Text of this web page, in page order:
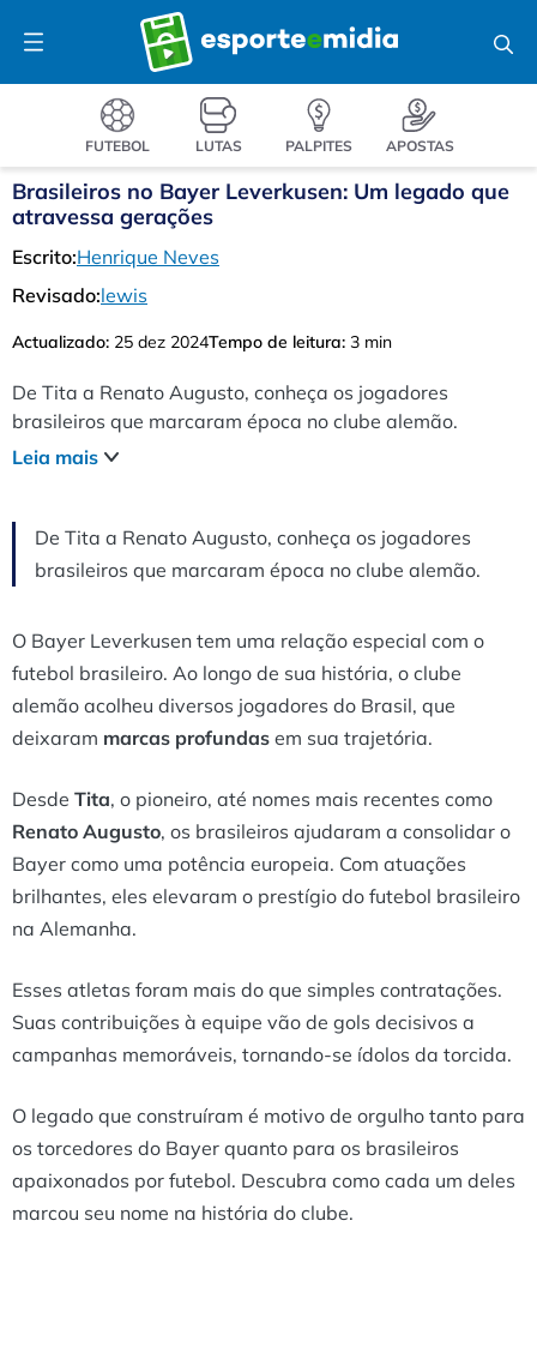
para
o
Menu
FUTEBOL LUTAS PALPITES APOSTAS
Brasileiros no Bayer Leverkusen: Um legado que
atravessa gerações
Escrito:Henrique Neves
Revisado:lewis
Actualizado: 25 dez 2024Tempo de leitura: 3 min
De Tita a Renato Augusto, conheça os jogadores
brasileiros que marcaram época no clube alemão.
Leia mais
De Tita a Renato Augusto, conheça os jogadores
brasileiros que marcaram época no clube alemão.
O Bayer Leverkusen tem uma relação especial com o
futebol brasileiro. Ao longo de sua história, o clube
alemão acolheu diversos jogadores do Brasil, que
deixaram marcas profundas em sua trajetória.
Desde Tita, o pioneiro, até nomes mais recentes como
Renato Augusto, os brasileiros ajudaram a consolidar o
Bayer como uma potência europeia. Com atuações
brilhantes, eles elevaram o prestígio do futebol brasileiro
na Alemanha.
Esses atletas foram mais do que simples contratações.
Suas contribuições à equipe vão de gols decisivos a
campanhas memoráveis, tornando-se ídolos da torcida.
O legado que construíram é motivo de orgulho tanto para
os torcedores do Bayer quanto para os brasileiros
apaixonados por futebol. Descubra como cada um deles
marcou seu nome na história do clube.